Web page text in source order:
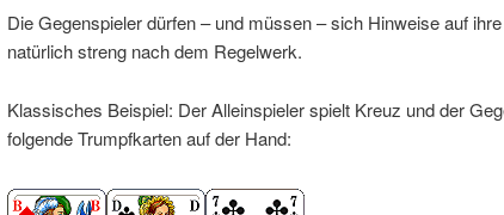
Die Gegenspieler dürfen – und müssen – sich Hinweise auf
natürlich streng nach dem Regelwerk.
Klassisches Beispiel: Der Alleinspieler spielt Kreuz und der
folgende Trumpfkarten auf der Hand: